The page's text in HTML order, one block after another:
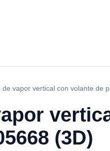
de vapor vertical con volante de
(3D)